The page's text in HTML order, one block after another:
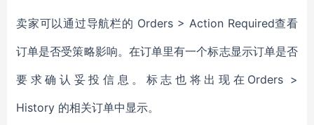
卖家可以通过导航栏的 Orders > Action Required查看
订单是否受策略影响。在订单里有一个标志显示订单是否
要求确认妥投信息。标志也将出现在Orders >
History 的相关订单中显示。